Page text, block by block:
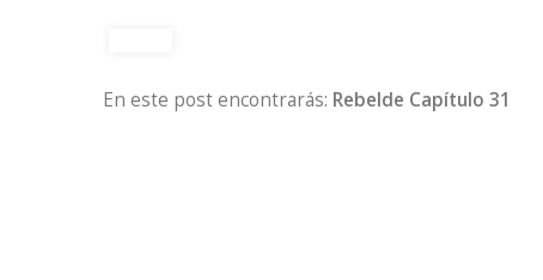
En este post encontrarás: Rebelde Capítulo 31